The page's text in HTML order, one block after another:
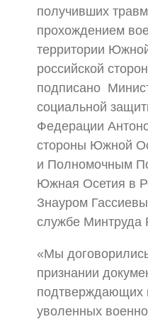
получивших
прохождением
территории
российской
подписано
социальной
Федерации
стороны Южной
и Полномочным
Южная Осетия в
Знауром
службе Минтруда
«Мы
признании
подтверждающих
уволенных